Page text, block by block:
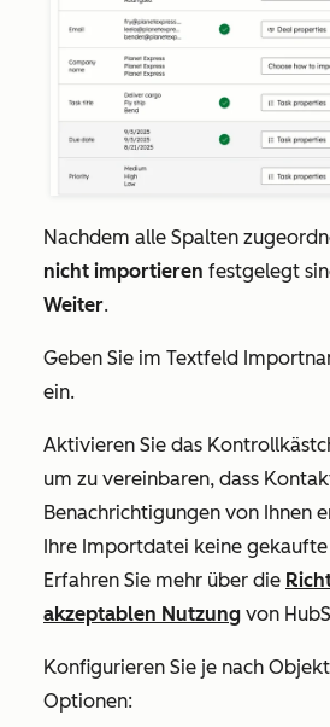
Nachdem alle Spalten
nicht importieren festgelegt
Weiter.
Geben Sie im Textfeld
ein.
Aktivieren Sie das
um zu vereinbaren, dass
Benachrichtigungen von Ihnen
Ihre Importdatei keine
Erfahren Sie mehr über die
akzeptablen Nutzung von
Konfigurieren Sie je nach
Optionen: